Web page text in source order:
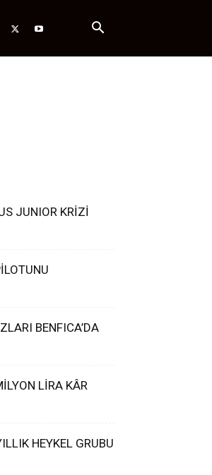
JUNIOR KRİZİ
BENFICA’DA
LİRA KÂR
HEYKEL GRUBU